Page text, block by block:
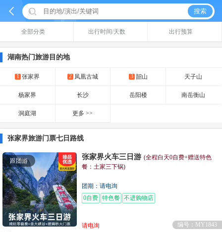
  搜索
全部分类 出行时间/天数 出行预算
湖南热门旅游目的地
1 张家界 2 凤凰古城 3 韶山 天子山
杨家界 长沙 岳阳楼 南岳衡山
洞庭湖 更多 >>
张家界旅游门票七日路线
跟团游 张家界火车三日游 (全程白天0自费+赠送特色
餐：土家三下锅)
团期：请电询
0自费 特色餐 不进购物店
请电询
编号：MY1843